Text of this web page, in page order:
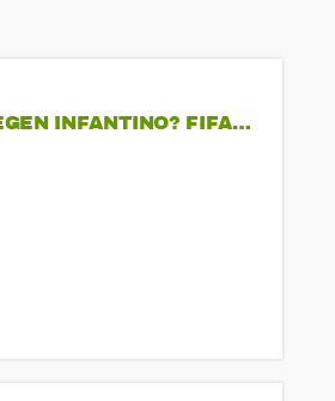
INFANTINO? FIFA…